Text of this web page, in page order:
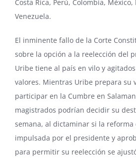
Costa Rica, Perú, Colombia,
Venezuela.
El inminente fallo de la Corte
sobre la opción a la reelección del
Uribe tiene al país en vilo y
valores. Mientras Uribe prepara su
participar en la Cumbre en
magistrados podrían decidir su
semana, al dictaminar si la
impulsada por el presidente y
para permitir su reelección se